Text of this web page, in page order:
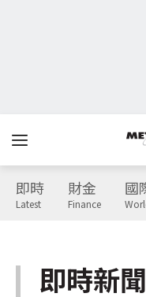
即時
Latest
財金
Finance
國
即時新聞